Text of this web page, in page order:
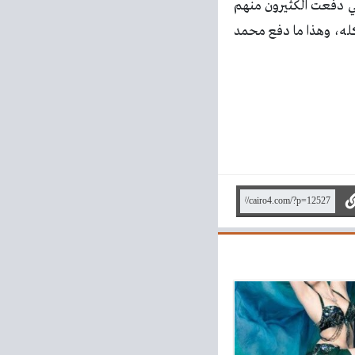
دفعت الكثيرون منهم
وهذا ما دفع محمد